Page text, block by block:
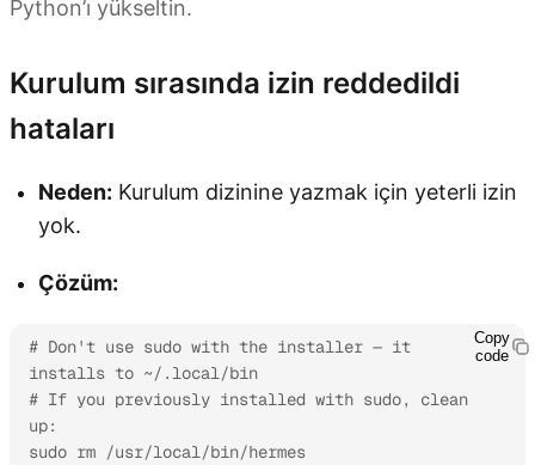
Python’ı yükseltin.
Kurulum sırasında izin reddedildi
hataları
Neden: Kurulum dizinine yazmak için yeterli izin
yok.
Çözüm:
# Don't use sudo with the installer — it
installs to ~/.local/bin
# If you previously installed with sudo, clean
up:
sudo rm /usr/local/bin/hermes
Copy
code